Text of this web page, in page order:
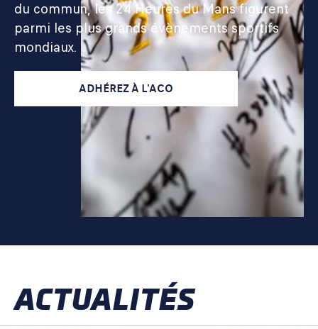
du commun, les 24 Heures du Mans figurent
parmi les plus grands évènements sportifs
mondiaux.
ADHÉREZ À L'ACO
ACTUALITÉS